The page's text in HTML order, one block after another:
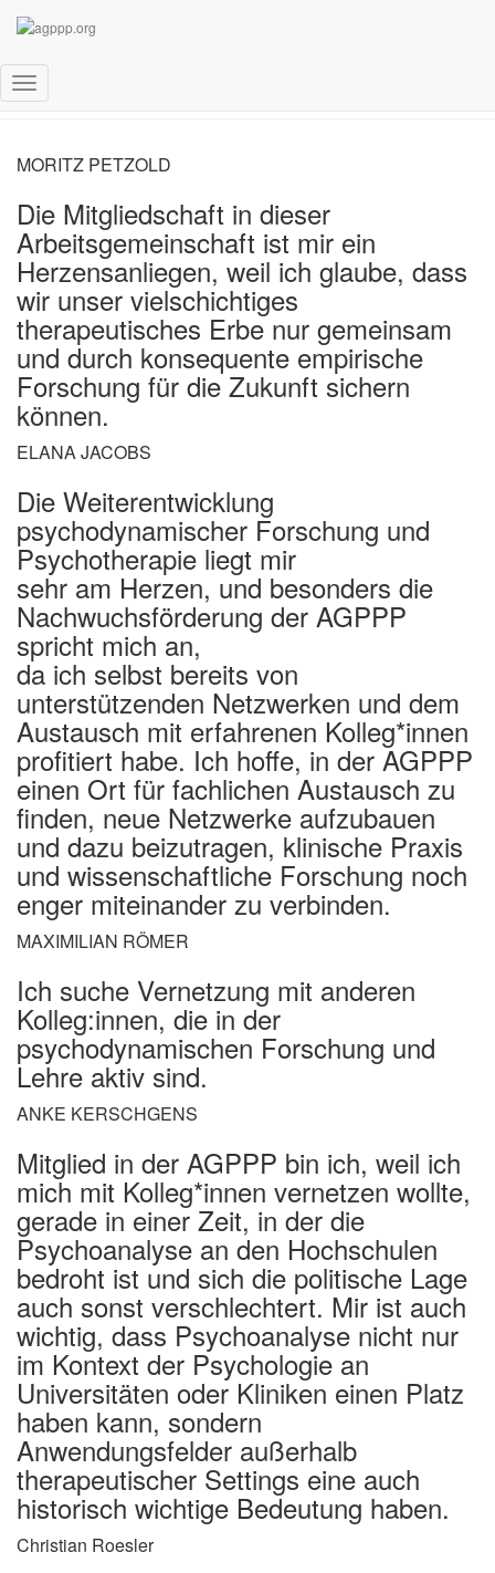
Navigation
MORITZ PETZOLD
Die Mitgliedschaft in dieser
Arbeitsgemeinschaft ist mir ein
Herzensanliegen, weil ich glaube, dass
wir unser vielschichtiges
therapeutisches Erbe nur gemeinsam
und durch konsequente empirische
Forschung für die Zukunft sichern
können.
ELANA JACOBS
Die Weiterentwicklung
psychodynamischer Forschung und
Psychotherapie liegt mir
sehr am Herzen, und besonders die
Nachwuchsförderung der AGPPP
spricht mich an,
da ich selbst bereits von
unterstützenden Netzwerken und dem
Austausch mit erfahrenen Kolleg*innen
profitiert habe. Ich hoffe, in der AGPPP
einen Ort für fachlichen Austausch zu
finden, neue Netzwerke aufzubauen
und dazu beizutragen, klinische Praxis
und wissenschaftliche Forschung noch
enger miteinander zu verbinden.
MAXIMILIAN RÖMER
Ich suche Vernetzung mit anderen
Kolleg:innen, die in der
psychodynamischen Forschung und
Lehre aktiv sind.
ANKE KERSCHGENS
Mitglied in der AGPPP bin ich, weil ich
mich mit Kolleg*innen vernetzen wollte,
gerade in einer Zeit, in der die
Psychoanalyse an den Hochschulen
bedroht ist und sich die politische Lage
auch sonst verschlechtert. Mir ist auch
wichtig, dass Psychoanalyse nicht nur
im Kontext der Psychologie an
Universitäten oder Kliniken einen Platz
haben kann, sondern
Anwendungsfelder außerhalb
therapeutischer Settings eine auch
historisch wichtige Bedeutung haben.
Christian Roesler